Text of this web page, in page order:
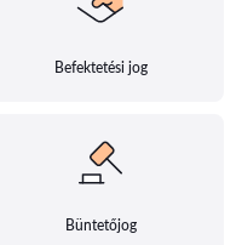
Befektetési jog
Büntetőjog